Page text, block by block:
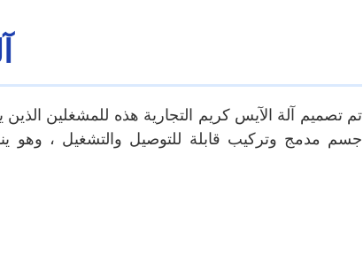
تم تصميم آلة الآيس كريم التجارية هذه للمشغلين
جسم مدمج وتركيب قابلة للتوصيل والتشغيل ، وهو